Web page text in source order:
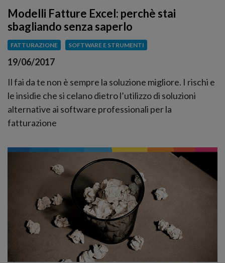
Modelli Fatture Excel: perchè stai
sbagliando senza saperlo
FATTURAZIONE SOFTWARE E STRUMENTI
19/06/2017
Il fai da te non è sempre la soluzione migliore. I rischi e
le insidie che si celano dietro l’utilizzo di soluzioni
alternative ai software professionali per la
fatturazione